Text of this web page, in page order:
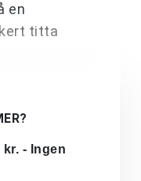
en
titta
- Ingen